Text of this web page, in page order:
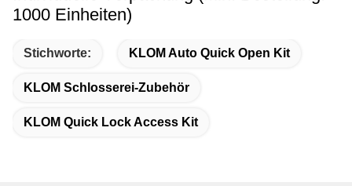
1000 Einheiten)
Stichworte: KLOM Auto Quick Open Kit
KLOM Schlosserei-Zubehör
KLOM Quick Lock Access Kit